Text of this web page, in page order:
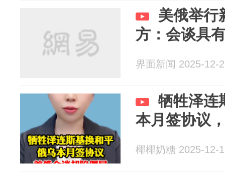
美俄举行
方：会谈具
界面新闻 2025-12-
牺牲泽连
本月签协议
椰椰奶糖 2025-12-